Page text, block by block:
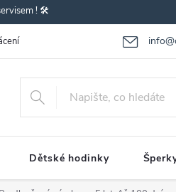
! 🛠️
- výměna zboží Reklamace
Dětské hodinky